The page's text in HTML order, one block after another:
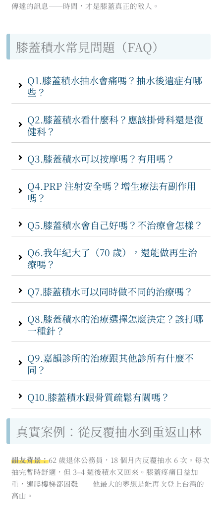
傳達的訊息——時間，才是膝蓋真正的敵人。
膝蓋積水常見問題（FAQ）
Q1.膝蓋積水抽水會痛嗎？抽水後遺症有哪
些？
Q2.膝蓋積水看什麼科？應該掛骨科還是復
健科？
Q3.膝蓋積水可以按摩嗎？有用嗎？
Q4.PRP 注射安全嗎？增生療法有副作用
嗎？
Q5.膝蓋積水會自己好嗎？不治療會怎樣？
Q6.我年紀大了（70 歲），還能做再生治
療嗎？
Q7.膝蓋積水可以同時做不同的治療嗎？
Q8.膝蓋積水的治療選擇怎麼決定？該打哪
一種針？
Q9.嘉韻診所的治療跟其他診所有什麼不
同？
Q10.膝蓋積水跟骨質疏鬆有關嗎？
真實案例：從反覆抽水到重返山林
韻友背景：62 歲退休公務員，18 個月內反覆抽水 6 次。每次
抽完暫時舒適，但 3–4 週後積水又回來。膝蓋疼痛日益加
重，連爬樓梯都困難——他最大的夢想是能再次登上台灣的
高山。